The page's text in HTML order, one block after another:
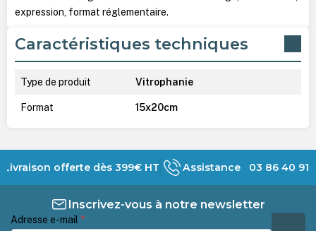
expression, format réglementaire.
Caractéristiques techniques
Type de produit Vitrophanie
Format 15x20cm
Livraison offerte dès 399€ HT Assistance 03 86 40 91
Inscrivez-vous à notre newsletter
Adresse e-mail *